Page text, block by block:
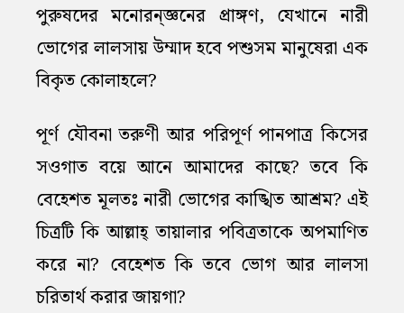
পুরুষদের মনোরন্জ্ঞনের প্রাঙ্গণ, যেখানে নারী
ভোগের লালসায় উম্মাদ হবে পশুসম মানুষেরা এক
বিকৃত কোলাহলে?
পূর্ণ যৌবনা তরুণী আর পরিপূর্ণ পানপাত্র কিসের
সওগাত বয়ে আনে আমাদের কাছে? তবে কি
বেহেশত মূলতঃ নারী ভোগের কাঙ্খিত আশ্রম? এই
চিত্রটি কি আল্লাহ্‌ তায়ালার পবিত্রতাকে অপমাণিত
করে না? বেহেশত কি তবে ভোগ আর লালসা
চরিতার্থ করার জায়গা?